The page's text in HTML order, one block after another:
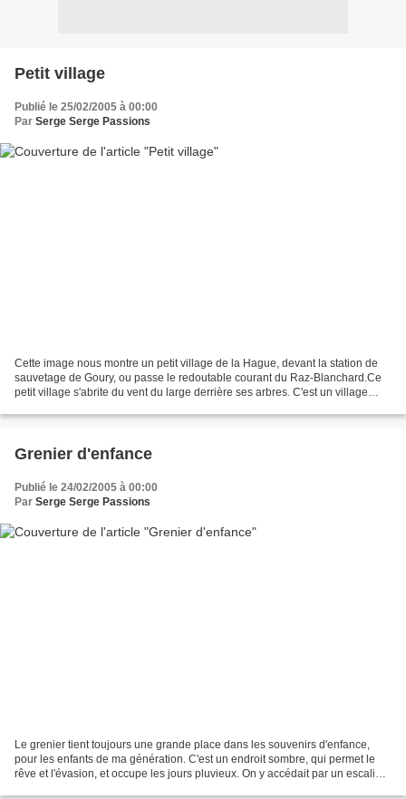
Petit village
Publié le 25/02/2005 à 00:00
Par Serge Serge Passions
Cette image nous montre un petit village de la Hague, devant la station de
sauvetage de Goury, ou passe le redoutable courant du Raz-Blanchard.Ce
petit village s'abrite du vent du large derrière ses arbres. C'est un village
Grenier d'enfance
Publié le 24/02/2005 à 00:00
Par Serge Serge Passions
Le grenier tient toujours une grande place dans les souvenirs d'enfance,
pour les enfants de ma génération. C'est un endroit sombre, qui permet le
rêve et l'évasion, et occupe les jours pluvieux. On y accédait par un escalier